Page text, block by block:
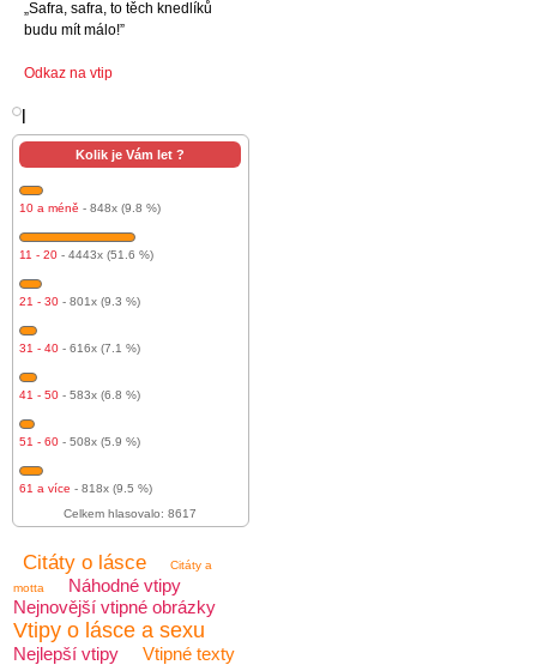
„Safra, safra, to těch knedlíků
budu mít málo!”
Odkaz na vtip
Kolik je Vám let ?
10 a méně - 848x (9.8 %)
11 - 20 - 4443x (51.6 %)
21 - 30 - 801x (9.3 %)
31 - 40 - 616x (7.1 %)
41 - 50 - 583x (6.8 %)
51 - 60 - 508x (5.9 %)
61 a více - 818x (9.5 %)
Celkem hlasovalo: 8617
Citáty o lásce
Citáty a
motta
Náhodné vtipy
Nejnovější vtipné obrázky
Vtipy o lásce a sexu
Nejlepší vtipy Vtipné texty